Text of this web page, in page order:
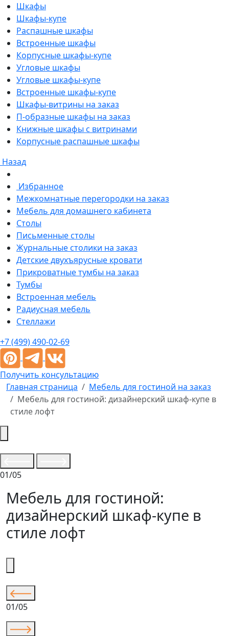
Шкафы
Шкафы-купе
Распашные шкафы
Встроенные шкафы
Корпусные шкафы-купе
Угловые шкафы
Угловые шкафы-купе
Встроенные шкафы-купе
Шкафы-витрины на заказ
П-образные шкафы на заказ
Книжные шкафы с витринами
Корпусные распашные шкафы
Назад
Избранное
Межкомнатные перегородки на заказ
Мебель для домашнего кабинета
Столы
Письменные столы
Журнальные столики на заказ
Детские двухъярусные кровати
Прикроватные тумбы на заказ
Тумбы
Встроенная мебель
Радиусная мебель
Стеллажи
+7 (499) 490-02-69
Получить консультацию
Главная страница
Мебель для гостиной на заказ
Мебель для гостиной: дизайнерский шкаф-купе в
стиле лофт
01/05
Мебель для гостиной:
дизайнерский шкаф-купе в
стиле лофт
01/05